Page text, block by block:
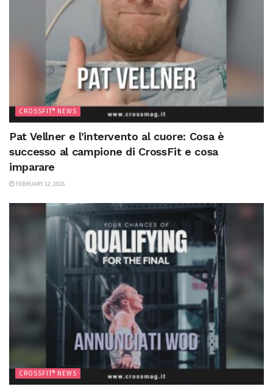
CROSSFIT® NEWS
Pat Vellner e l’intervento al cuore: Cosa è
successo al campione di CrossFit e cosa
imparare
FEBRUARY 12, 2026
CROSSFIT® NEWS